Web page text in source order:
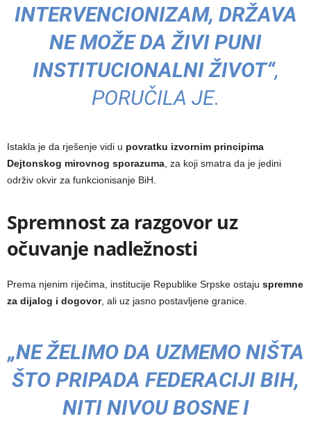
INTERVENCIONIZAM, DRŽAVA
NE MOŽE DA ŽIVI PUNI
INSTITUCIONALNI ŽIVOT“,
PORUČILA JE.
Istakla je da rješenje vidi u povratku izvornim principima
Dejtonskog mirovnog sporazuma, za koji smatra da je jedini
održiv okvir za funkcionisanje BiH.
Spremnost za razgovor uz
očuvanje nadležnosti
Prema njenim riječima, institucije Republike Srpske ostaju spremne
za dijalog i dogovor, ali uz jasno postavljene granice.
„NE ŽELIMO DA UZMEMO NIŠTA
ŠTO PRIPADA FEDERACIJI BIH,
NITI NIVOU BOSNE I